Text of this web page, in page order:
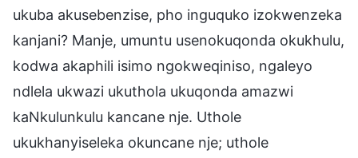
ukuba akusebenzise, pho inguquko izokwenzeka
kanjani? Manje, umuntu usenokuqonda okukhulu,
kodwa akaphili isimo ngokweqiniso, ngaleyo
ndlela ukwazi ukuthola ukuqonda amazwi
kaNkulunkulu kancane nje. Uthole
ukukhanyiseleka okuncane nje; uthole